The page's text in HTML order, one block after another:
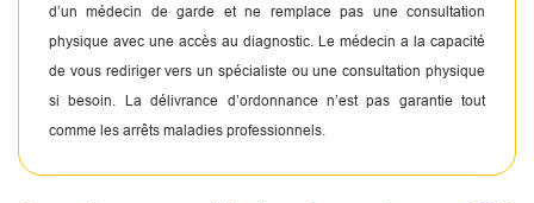
d’un médecin de garde et ne remplace pas une consultation
physique avec une accès au diagnostic. Le médecin a la capacité
de vous rediriger vers un spécialiste ou une consultation physique
si besoin. La délivrance d’ordonnance n’est pas garantie tout
comme les arrêts maladies professionnels.